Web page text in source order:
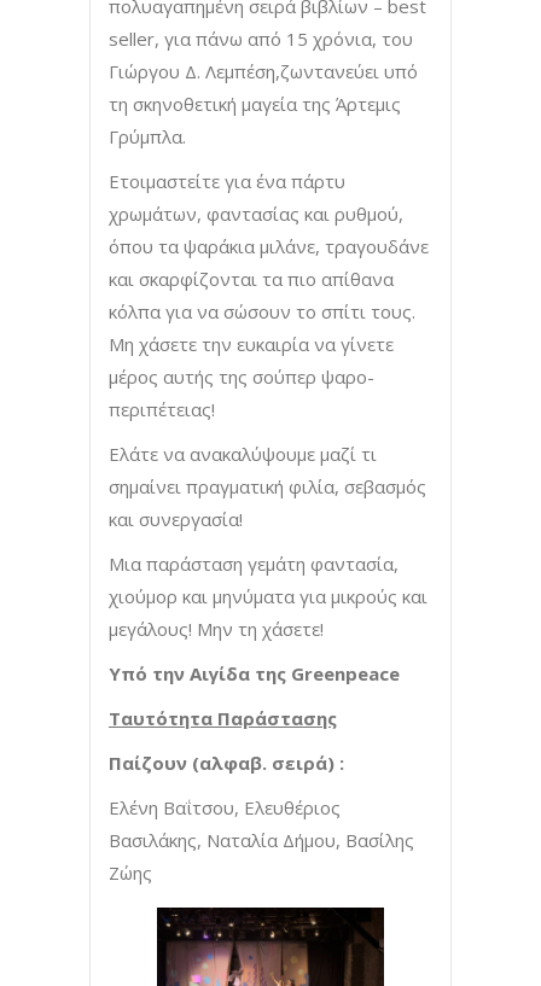
πολυαγαπημένη σειρά βιβλίων – best
seller, για πάνω από 15 χρόνια, του
Γιώργου Δ. Λεμπέση,ζωντανεύει υπό
τη σκηνοθετική μαγεία της Άρτεμις
Γρύμπλα.
Ετοιμαστείτε για ένα πάρτυ
χρωμάτων, φαντασίας και ρυθμού,
όπου τα ψαράκια μιλάνε, τραγουδάνε
και σκαρφίζονται τα πιο απίθανα
κόλπα για να σώσουν το σπίτι τους.
Μη χάσετε την ευκαιρία να γίνετε
μέρος αυτής της σούπερ ψαρο-
περιπέτειας!
Ελάτε να ανακαλύψουμε μαζί τι
σημαίνει πραγματική φιλία, σεβασμός
και συνεργασία!
Μια παράσταση γεμάτη φαντασία,
χιούμορ και μηνύματα για μικρούς και
μεγάλους! Μην τη χάσετε!
Υπό την Αιγίδα της Greenpeace
Ταυτότητα Παράστασης
Παίζουν (αλφαβ. σειρά) :
Ελένη Βαΐτσου, Ελευθέριος
Βασιλάκης, Ναταλία Δήμου, Βασίλης
Ζώης